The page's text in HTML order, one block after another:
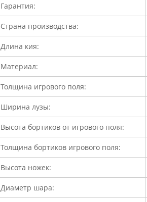
Гарантия:
Страна производства:
Длина кия:
Материал:
Толщина игрового поля:
Ширина лузы:
Высота бортиков от игрового поля:
Толщина бортиков игрового поля:
Высота ножек:
Диаметр шара: